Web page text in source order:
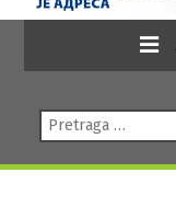
Pretraga: